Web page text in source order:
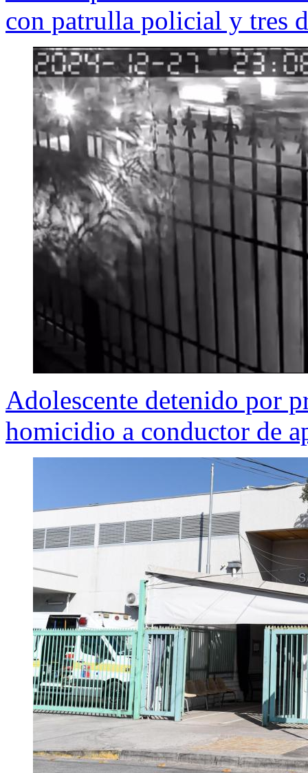
con patrulla policial y tres
Adolescente detenido por
homicidio a conductor de